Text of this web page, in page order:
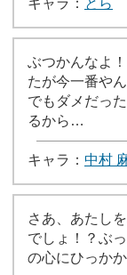
キャラ： とら
ぶつかんなよ
たが今一番や
でもダメだっ
るから…
キャラ： 中村
さあ、あたし
でしょ！？ぶ
の心にひっか